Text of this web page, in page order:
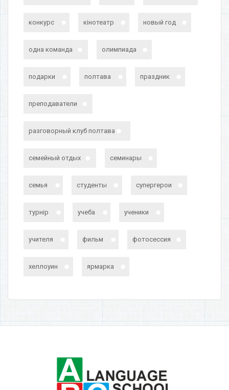
конкурс кінотеатр новый год
одна команда олимпиада
подарки полтава праздник
преподаватели
разговорный клуб полтава
семейный отдых семинары
семья студенты супергерои
турнір учеба ученики
учителя фильм фотосессия
хеллоуин ярмарка